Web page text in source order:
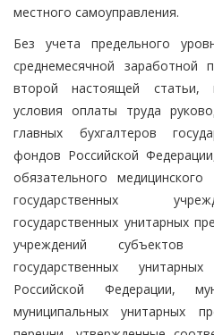
местного самоуправления.
Без учета предельного
среднемесячной заработной
второй настоящей статьи,
условия оплаты труда
главных бухгалтеров
фондов Российской
обязательного
государственных
государственных унитарных
учреждений субъектов
государственных
Российской Федерации,
муниципальных унитарных